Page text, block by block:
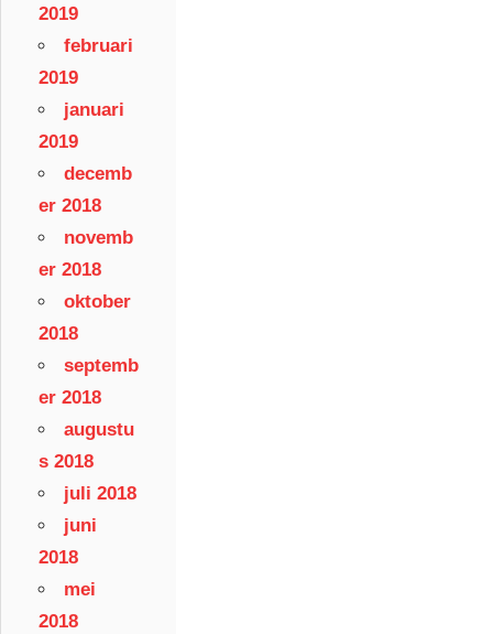
2019
februari
2019
januari
2019
decemb
er 2018
novemb
er 2018
oktober
2018
septemb
er 2018
augustu
s 2018
juli 2018
juni
2018
mei
2018